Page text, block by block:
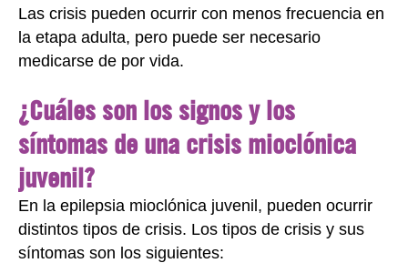
Las crisis pueden ocurrir con menos frecuencia en
la etapa adulta, pero puede ser necesario
medicarse de por vida.
¿Cuáles son los signos y los
síntomas de una crisis mioclónica
juvenil?
En la epilepsia mioclónica juvenil, pueden ocurrir
distintos tipos de crisis. Los tipos de crisis y sus
síntomas son los siguientes: